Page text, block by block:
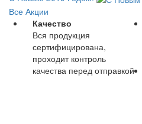
Все Акции
Качество
Вся продукция
сертифицирована,
проходит контроль
качества перед отправкой